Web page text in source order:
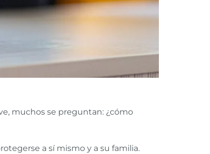
muchos se preguntan: ¿cómo
a sí mismo y a su familia.